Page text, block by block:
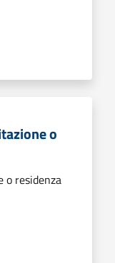
o
o residenza